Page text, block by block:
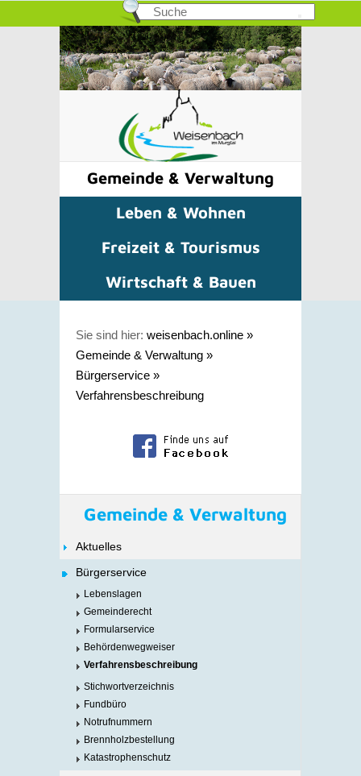
Gemeinde & Verwaltung
Leben & Wohnen
Freizeit & Tourismus
Wirtschaft & Bauen
Sie sind hier: weisenbach.online »
Gemeinde & Verwaltung »
Bürgerservice »
Verfahrensbeschreibung
Gemeinde & Verwaltung
Aktuelles
Bürgerservice
Lebenslagen
Gemeinderecht
Formularservice
Behördenwegweiser
Verfahrensbeschreibung
Stichwortverzeichnis
Fundbüro
Notrufnummern
Brennholzbestellung
Katastrophenschutz